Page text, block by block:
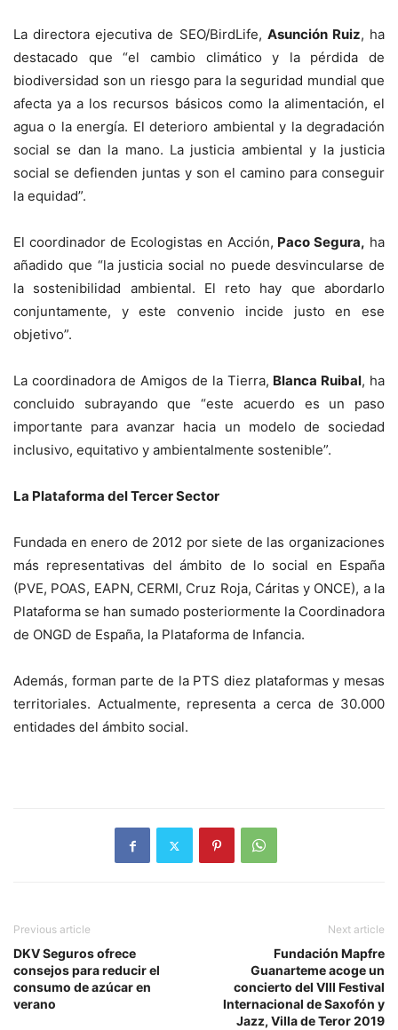
La directora ejecutiva de SEO/BirdLife, Asunción Ruiz, ha
destacado que “el cambio climático y la pérdida de
biodiversidad son un riesgo para la seguridad mundial que
afecta ya a los recursos básicos como la alimentación, el
agua o la energía. El deterioro ambiental y la degradación
social se dan la mano. La justicia ambiental y la justicia
social se defienden juntas y son el camino para conseguir
la equidad”.
El coordinador de Ecologistas en Acción, Paco Segura, ha
añadido que “la justicia social no puede desvincularse de
la sostenibilidad ambiental. El reto hay que abordarlo
conjuntamente, y este convenio incide justo en ese
objetivo”.
La coordinadora de Amigos de la Tierra, Blanca Ruibal, ha
concluido subrayando que “este acuerdo es un paso
importante para avanzar hacia un modelo de sociedad
inclusivo, equitativo y ambientalmente sostenible”.
La Plataforma del Tercer Sector
Fundada en enero de 2012 por siete de las organizaciones
más representativas del ámbito de lo social en España
(PVE, POAS, EAPN, CERMI, Cruz Roja, Cáritas y ONCE), a la
Plataforma se han sumado posteriormente la Coordinadora
de ONGD de España, la Plataforma de Infancia.
Además, forman parte de la PTS diez plataformas y mesas
territoriales. Actualmente, representa a cerca de 30.000
entidades del ámbito social.
Previous article
DKV Seguros ofrece
consejos para reducir el
consumo de azúcar en
verano
Next article
Fundación Mapfre
Guanarteme acoge un
concierto del VIII Festival
Internacional de Saxofón y
Jazz, Villa de Teror 2019